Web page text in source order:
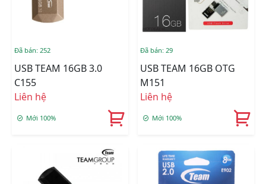
Đã bán: 252
USB TEAM 16GB 3.0
C155
Liên hệ
Mới 100%
Đã bán: 29
USB TEAM 16GB OTG
M151
Liên hệ
Mới 100%